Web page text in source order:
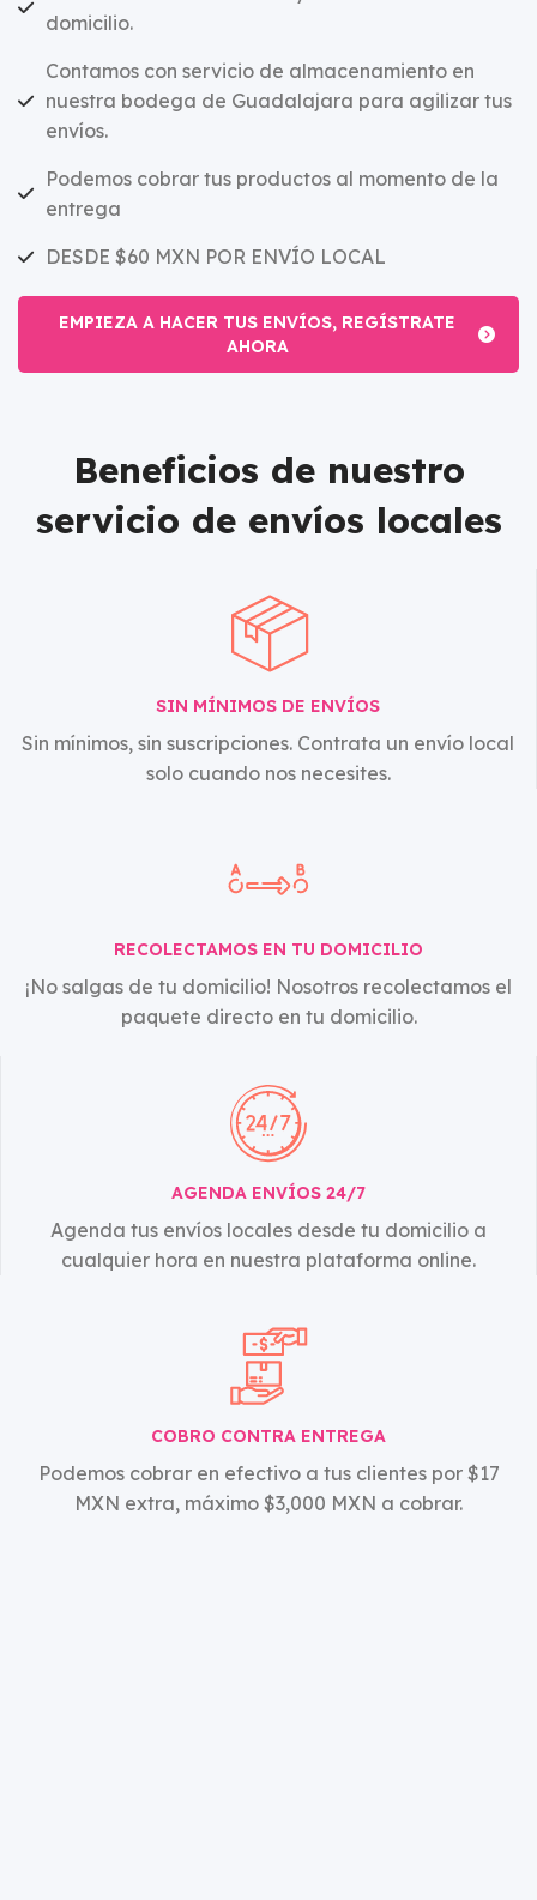
domicilio.
Contamos con servicio de almacenamiento en
nuestra bodega de Guadalajara para agilizar tus
envíos.
Podemos cobrar tus productos al momento de la
entrega
DESDE $60 MXN POR ENVÍO LOCAL
EMPIEZA A HACER TUS ENVÍOS, REGÍSTRATE
AHORA
Beneficios de nuestro
servicio de envíos locales
SIN MÍNIMOS DE ENVÍOS
Sin mínimos, sin suscripciones. Contrata un envío local
solo cuando nos necesites.
RECOLECTAMOS EN TU DOMICILIO
¡No salgas de tu domicilio! Nosotros recolectamos el
paquete directo en tu domicilio.
AGENDA ENVÍOS 24/7
Agenda tus envíos locales desde tu domicilio a
cualquier hora en nuestra plataforma online.
COBRO CONTRA ENTREGA
Podemos cobrar en efectivo a tus clientes por $17
MXN extra, máximo $3,000 MXN a cobrar.